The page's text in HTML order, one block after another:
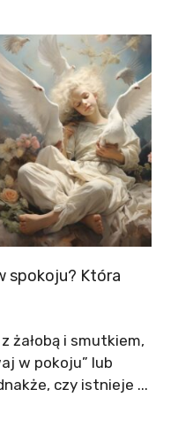
spokoju? Która
żałobą i smutkiem,
w pokoju” lub
czy istnieje ...